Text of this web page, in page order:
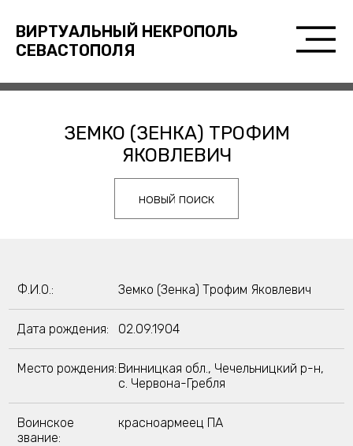
ВИРТУАЛЬНЫЙ НЕКРОПОЛЬ
СЕВАСТОПОЛЯ
ЗЕМКО (ЗЕНКА) ТРОФИМ
ЯКОВЛЕВИЧ
новый поиск
Ф.И.О.: Земко (Зенка) Трофим Яковлевич
Дата рождения: 02.09.1904
Место рождения: Винницкая обл., Чечельницкий р-н,
с. Червона-Гребля
Воинское
звание:
красноармеец ПА